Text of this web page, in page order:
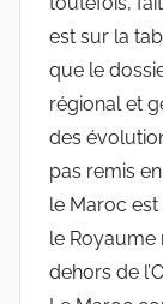
est sur la
que le
régional et
des
pas remis
le Maroc
le Royaume
dehors de